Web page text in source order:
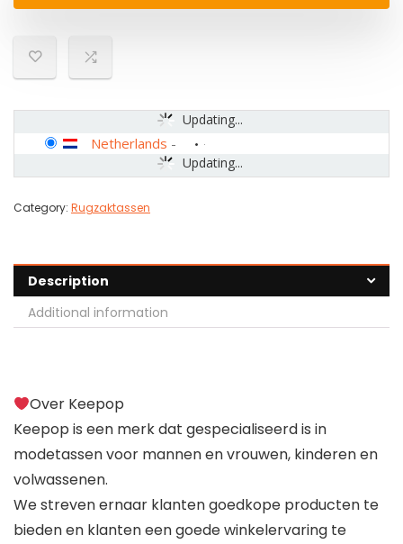
Updating...
Updating...
Netherlands -
Category: Rugzaktassen
Description
Additional information
Over Keepop
Keepop is een merk dat gespecialiseerd is in
modetassen voor mannen en vrouwen, kinderen en
volwassenen.
We streven ernaar klanten goedkope producten te
bieden en klanten een goede winkelervaring te